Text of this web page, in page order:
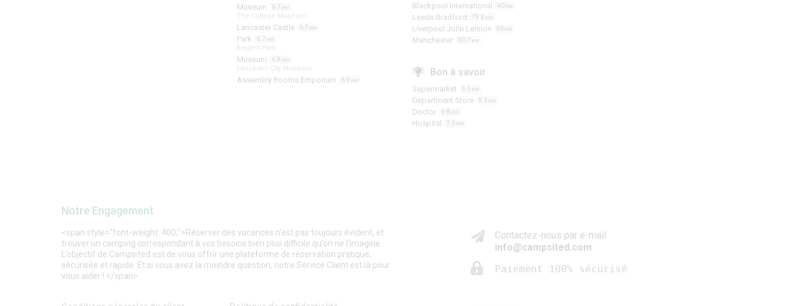
Museum 6.7 KM
The Cottage Museum
Lancaster Castle 6.7 KM
Park 6.7 KM
Regent Park
Museum 6.8 KM
Lancaster City Museum
Assembly Rooms Emporium 6.9 KM
Blackpool International 40 KM
Leeds Bradford 79.8 KM
Liverpool John Lennon 86 KM
Manchester 90.7 KM
Bon à savoir
Supermarket 3.5 KM
Department Store 5.3 KM
Doctor 6.8 KM
Hospital 7.5 KM
Notre Engagement
<span style="font-weight: 400;">Réserver des vacances n’est pas toujours évident, et
trouver un camping correspondant à vos besoins bien plus difficile qu’on ne l’imagine.
L’objectif de Campsited est de vous offrir une plateforme de réservation pratique,
sécurisée et rapide. Et si vous avez la moindre question, notre Service Client est là pour
vous aider ! </span>
Contactez-nous par e-mail
info@campsited.com
Paiement 100% sécurisé